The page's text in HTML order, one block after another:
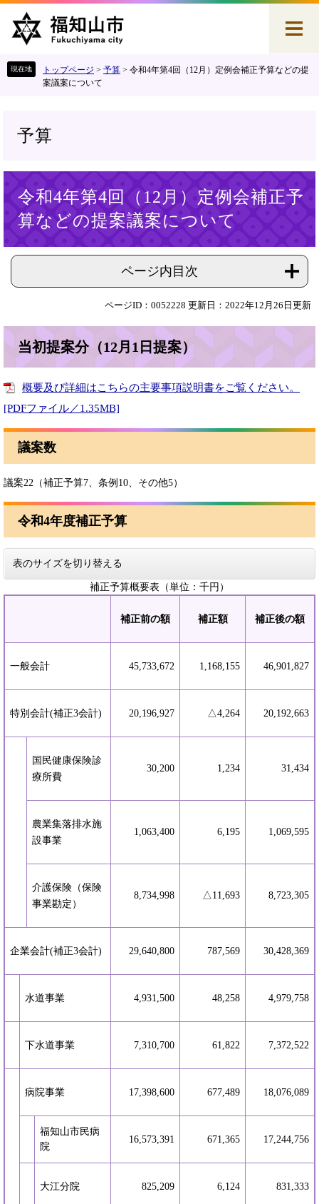
へ
トップページ > 予算 > 令和4年第4回（12月）定例会補正予算などの提
案議案について
予算
令和4年第4回（12月）定例会補正予
算などの提案議案について
ページ内目次
ページID：0052228 更新日：2022年12月26日更新
当初提案分（12月1日提案）
概要及び詳細はこちらの主要事項説明書をご覧ください。
[PDFファイル／1.35MB]
議案数
議案22（補正予算7、条例10、その他5）
令和4年度補正予算
表のサイズを切り替える
補正予算概要表（単位：千円）
補正前の額 補正額 補正後の額
一般会計 45,733,672 1,168,155 46,901,827
特別会計(補正3会計) 20,196,927 △4,264 20,192,663
国民健康保険診
療所費
30,200 1,234 31,434
農業集落排水施
設事業
1,063,400 6,195 1,069,595
介護保険（保険
事業勘定）
8,734,998 △11,693 8,723,305
企業会計(補正3会計) 29,640,800 787,569 30,428,369
水道事業 4,931,500 48,258 4,979,758
下水道事業 7,310,700 61,822 7,372,522
病院事業 17,398,600 677,489 18,076,089
福知山市民病
院
16,573,391 671,365 17,244,756
大江分院 825,209 6,124 831,333